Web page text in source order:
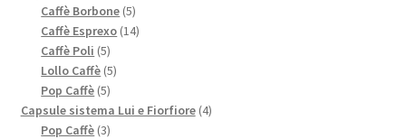
Caffè Borbone 55
prodotti
Caffè Esprexo 1414
Caffè Poli 55
prodotti
Lollo Caffè 55
Pop Caffè 55
prodotti
Capsule sistema Lui e Fiorfiore 44
Pop Caffè 33